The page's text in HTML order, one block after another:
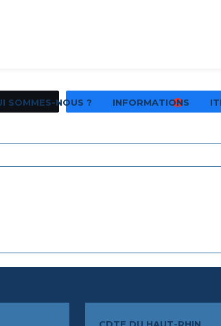
SOMMES-NOUS ? INFORMATIONS